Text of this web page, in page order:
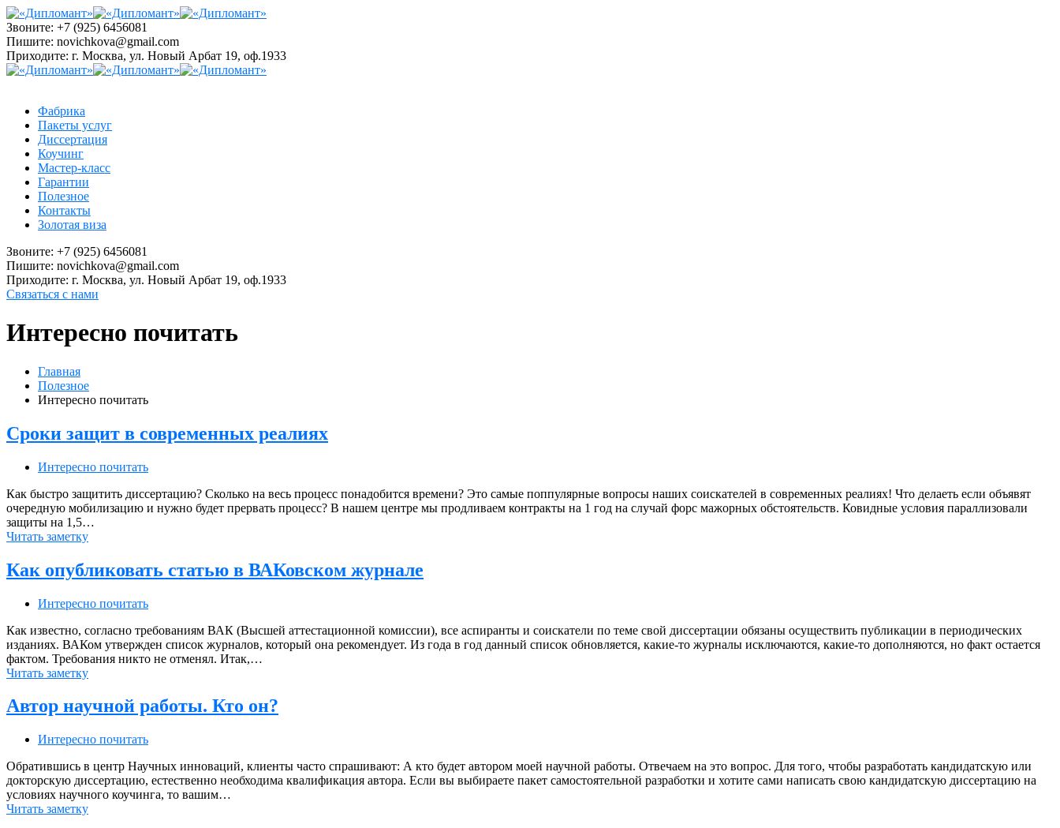
Звоните: +7 (925) 6456081
Пишите: novichkova@gmail.com
Приходите: г. Москва, ул. Новый Арбат 19, оф.1933
Фабрика
Пакеты услуг
Диссертация
Коучинг
Мастер-класс
Гарантии
Полезное
Контакты
Золотая виза
Звоните: +7 (925) 6456081
Пишите: novichkova@gmail.com
Приходите: г. Москва, ул. Новый Арбат 19, оф.1933
Связаться с нами
Интересно почитать
Главная
Полезное
Интересно почитать
Сроки защит в современных реалиях
Интересно почитать
Как быстро защитить диссертацию? Сколько на весь процесс понадобится времени? Это самые поппулярные вопросы наших соискателей в современных реалиях! Что делаеть если объявят
очередную мобилизацию и нужно будет прервать процесс? В нашем центре мы продливаем контракты на 1 год на случай форс мажорных обстоятельств. Ковидные условия параллизовали
защиты на 1,5…
Читать заметку
Как опубликовать статью в ВАКовском журнале
Интересно почитать
Как известно, согласно требованиям ВАК (Высшей аттестационной комиссии), все аспиранты и соискатели по теме свой диссертации обязаны осуществить публикации в периодических
изданиях. ВАКом утвержден список журналов, который она рекомендует. Из года в год данный список обновляется, какие-то журналы исключаются, какие-то дополняются, но факт остается
фактом. Требования никто не отменял. Итак,…
Читать заметку
Автор научной работы. Кто он?
Интересно почитать
Обратившись в центр Научных инноваций, клиенты часто спрашивают: А кто будет автором моей научной работы. Отвечаем на это вопрос. Для того, чтобы разработать кандидатскую или
докторскую диссертацию, естественно необходима квалификация автора. Если вы выбираете пакет самостоятельной разработки и хотите сами написать свою кандидатскую диссертацию на
условиях научного коучинга, то вашим…
Читать заметку